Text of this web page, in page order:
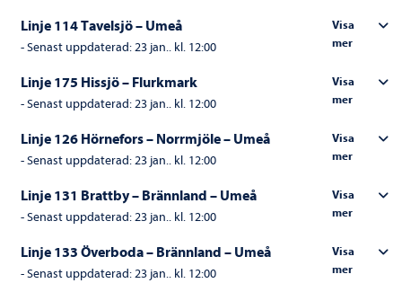
Linje 114 Tavelsjö – Umeå
-Senast uppdaterad:23 jan.. kl. 12:00
Visa
mer
Linje 175 Hissjö – Flurkmark
-Senast uppdaterad:23 jan.. kl. 12:00
Visa
mer
Linje 126 Hörnefors – Norrmjöle – Umeå
-Senast uppdaterad:23 jan.. kl. 12:00
Visa
mer
Linje 131 Brattby – Brännland – Umeå
-Senast uppdaterad:23 jan.. kl. 12:00
Visa
mer
Linje 133 Överboda – Brännland – Umeå
-Senast uppdaterad:23 jan.. kl. 12:00
Visa
mer